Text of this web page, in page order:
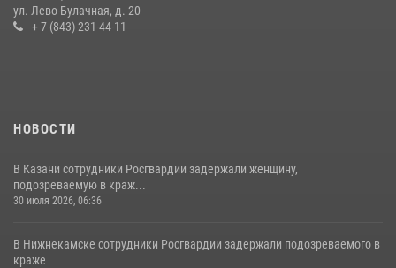
крестного хода и освящения храма
22 июля 2026, 07:41
ул. Лево-Булачная, д. 20
+ 7 (843) 231-44-11
НОВОСТИ
В Казани сотрудники Росгвардии задержали женщину,
подозреваемую в краж...
30 июля 2026, 06:36
В Нижнекамске сотрудники Росгвардии задержали подозреваемого в
краже